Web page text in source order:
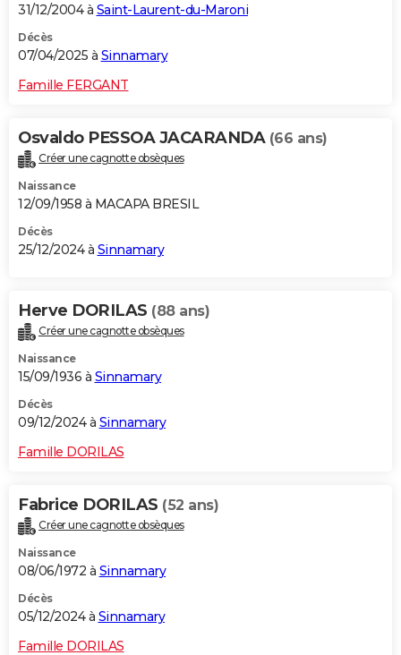
31/12/2004 à Saint-Laurent-du-Maroni
Décès
07/04/2025 à Sinnamary
Famille FERGANT
Osvaldo PESSOA JACARANDA (66 ans)
Créer une cagnotte obsèques
Naissance
12/09/1958 à MACAPA BRESIL
Décès
25/12/2024 à Sinnamary
Herve DORILAS (88 ans)
Créer une cagnotte obsèques
Naissance
15/09/1936 à Sinnamary
Décès
09/12/2024 à Sinnamary
Famille DORILAS
Fabrice DORILAS (52 ans)
Créer une cagnotte obsèques
Naissance
08/06/1972 à Sinnamary
Décès
05/12/2024 à Sinnamary
Famille DORILAS